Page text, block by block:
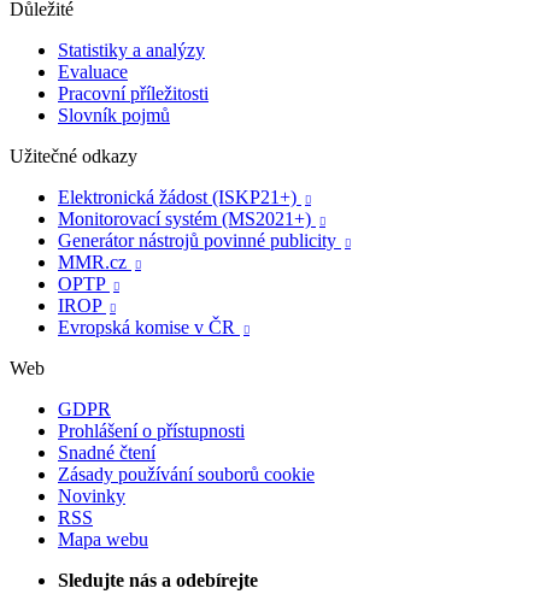
Důležité
Statistiky a analýzy
Evaluace
Pracovní příležitosti
Slovník pojmů
Užitečné odkazy
Elektronická žádost (ISKP21+)

Monitorovací systém (MS2021+) 
Generátor nástrojů povinné publicity 
MMR.cz 
OPTP 
IROP 
Evropská komise v ČR 
Web
GDPR
Prohlášení o přístupnosti
Snadné čtení
Zásady používání souborů cookie
Novinky
RSS
Mapa webu
Sledujte nás a odebírejte